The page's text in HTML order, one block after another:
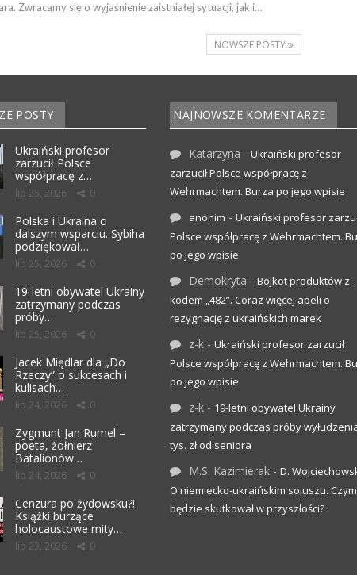
Zwracamy się o wyjaśnienie zaistniałej sytuacji, jak i…
NOWSZE POSTY
POSTY
Ukraiński profesor
zarzucił Polsce
współpracę z…
lip 25, 2026 0
Polska i Ukraina o
dalszym wsparciu. Sybiha
podziękował…
lip 25, 2026 0
19-letni obywatel Ukrainy
zatrzymany podczas
próby…
lip 25, 2026 0
Jacek Międlar dla „Do
Rzeczy” o sukcesach i
kulisach…
lip 24, 2026 0
Zygmunt Jan Rumel –
poeta, żołnierz
Batalionów…
lip 24, 2026 0
Cenzura po żydowsku?!
Książki burzące
holocaustowe mity…
lip 23, 2026 0
NAJNOWSZE KOMENTARZE
Katarzyna - Ukraiński profesor
zarzucił Polsce współpracę z
Wehrmachtem. Burza po jego wpisie
anonim - Ukraiński profesor
Polsce współpracę z Wehrmachtem.
po jego wpisie
Demokryta - Bojkot produktów z
kodem „482”. Coraz więcej apeli o
rezygnację z ukraińskich marek
z-k - Ukraiński profesor zarzucił
Polsce współpracę z Wehrmachtem.
po jego wpisie
z-k - 19-letni obywatel Ukrainy
zatrzymany podczas próby
tys. zł od seniora
M.S. Kazimierak - D.
O niemiecko-ukraińskim sojuszu. Czym
będzie skutkował w przyszłości?